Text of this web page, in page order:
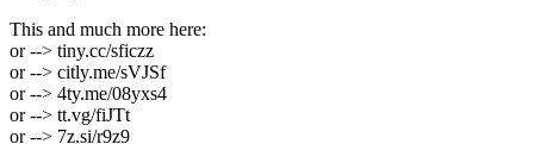
This and much more here:
or --> tiny.cc/sficzz
or --> citly.me/sVJSf
or --> 4ty.me/08yxs4
or --> tt.vg/fiJTt
or --> 7z.si/r9z9